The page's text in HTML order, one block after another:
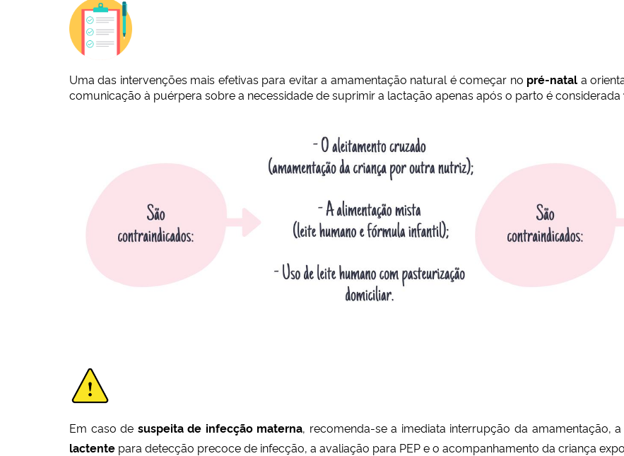
Uma das intervenções mais efetivas para evitar a amamentação natural é começar no pré-natal a
comunicação à puérpera sobre a necessidade de suprimir a lactação apenas após o parto é considerada
Em caso de suspeita de infecção materna, recomenda-se a imediata interrupção da amamentação, a
lactente para detecção precoce de infecção, a avaliação para PEP e o acompanhamento da criança